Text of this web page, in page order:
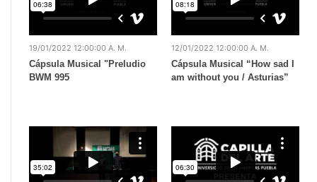
19/01/2022 12:00:00 A. M.
Cápsula Musical "Preludio
BWM 995
12/01/2022 12:00:00 A. M.
Cápsula Musical “How sad I
am without you / Asturias”